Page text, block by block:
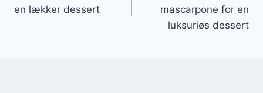
en lækker dessert
mascarpone for en
luksuriøs dessert